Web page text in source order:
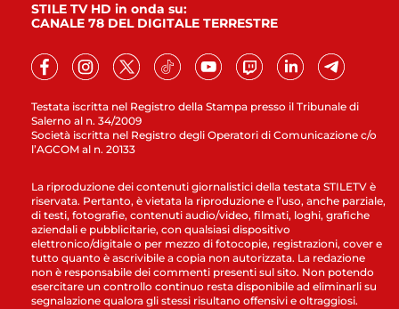
Testata iscritta nel Registro della Stampa presso il Tribunale di
Salerno al n. 34/2009
Società iscritta nel Registro degli Operatori di Comunicazione c/o
l’AGCOM al n. 20133
STILE TV HD in onda su:
CANALE 78 DEL DIGITALE TERRESTRE
La riproduzione dei contenuti giornalistici della testata STILETV è
riservata. Pertanto, è vietata la riproduzione e l’uso, anche parziale,
di testi, fotografie, contenuti audio/video, filmati, loghi, grafiche
aziendali e pubblicitarie, con qualsiasi dispositivo
elettronico/digitale o per mezzo di fotocopie, registrazioni, cover e
tutto quanto è ascrivibile a copia non autorizzata. La redazione
non è responsabile dei commenti presenti sul sito. Non potendo
esercitare un controllo continuo resta disponibile ad eliminarli su
segnalazione qualora gli stessi risultano offensivi e oltraggiosi.